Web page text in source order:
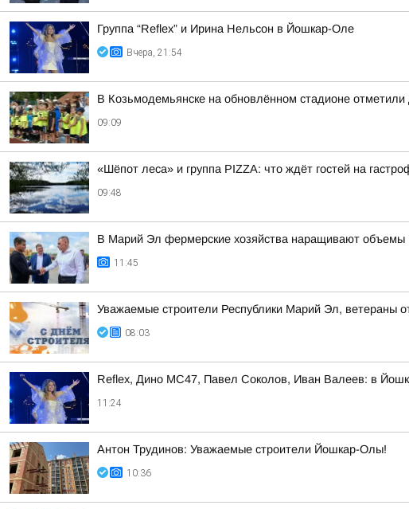
Группа “Reflex” и Ирина Нельсон в Йошкар-Оле
Вчера, 21:54
В Козьмодемьянске на обновлённом стадионе отметили
09:09
«Шёпот леса» и группа PIZZA: что ждёт гостей на
09:48
В Марий Эл фермерские хозяйства наращивают
11:45
Уважаемые строители Республики Марий Эл, ветераны
08:03
Reflex, Дино МС47, Павел Соколов, Иван Валеев: в
11:24
Антон Трудинов: Уважаемые строители Йошкар-Олы!
10:36